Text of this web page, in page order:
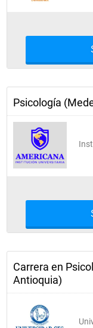
9  Trabajo de grado
10  Practica iii
Psicología
Carrera en
Antioquia)